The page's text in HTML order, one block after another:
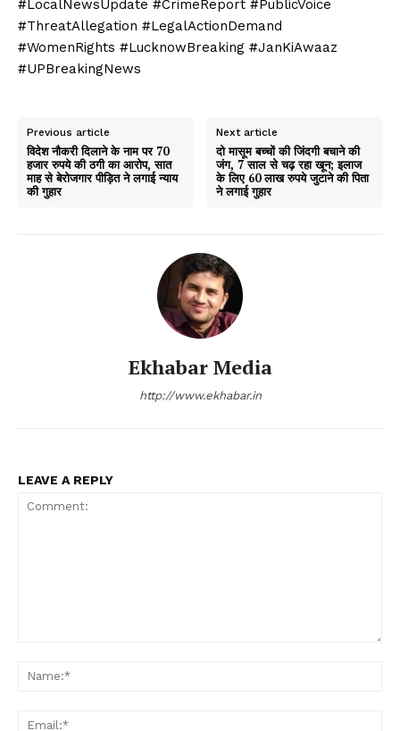
#LocalNewsUpdate #CrimeReport #PublicVoice
#ThreatAllegation #LegalActionDemand
#WomenRights #LucknowBreaking #JanKiAwaaz
#UPBreakingNews
Previous article
विदेश नौकरी दिलाने के नाम पर 70
हजार रुपये की ठगी का आरोप, सात
माह से बेरोजगार पीड़ित ने लगाई न्याय
की गुहार
Next article
दो मासूम बच्चों की जिंदगी बचाने की
जंग, 7 साल से चढ़ रहा खून; इलाज
के लिए 60 लाख रुपये जुटाने की पिता
ने लगाई गुहार
Ekhabar Media
http://www.ekhabar.in
LEAVE A REPLY